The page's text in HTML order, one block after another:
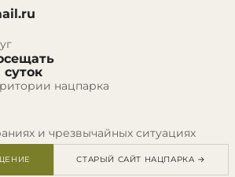
суток
нацпарка
и чрезвычайных ситуациях
СТАРЫЙ САЙТ НАЦПАРКА →